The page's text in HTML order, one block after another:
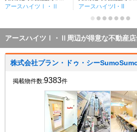
アースハイツⅠ・Ⅱ アースハイツI・II
アースハイツⅠ・Ⅱ周辺が得意な不動産店
株式会社プラン・ドゥ・シー
掲載物件数:9383件